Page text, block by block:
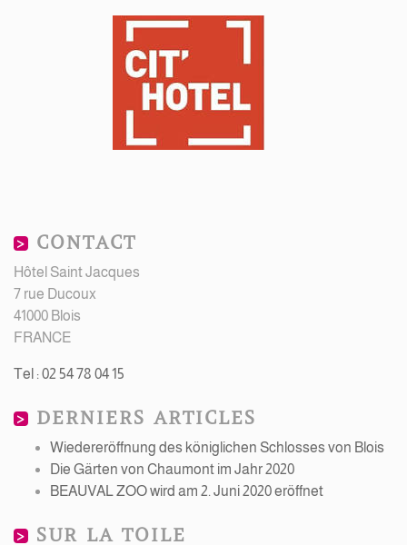
CONTACT
Hôtel Saint Jacques
7 rue Ducoux
41000 Blois
FRANCE
Tel : 02 54 78 04 15
DERNIERS ARTICLES
Wiedereröffnung des königlichen Schlosses von Blois
Die Gärten von Chaumont im Jahr 2020
BEAUVAL ZOO wird am 2. Juni 2020 eröffnet
SUR LA TOILE